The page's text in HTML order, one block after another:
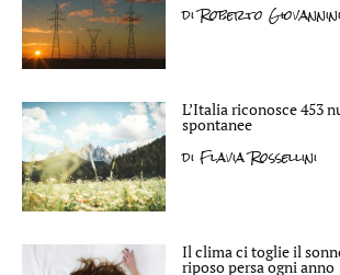
diRoberto Giovannini
L’Italia riconosce 453
spontanee
di Flavia Rossellini
Il clima ci toglie il
riposo persa ogni anno